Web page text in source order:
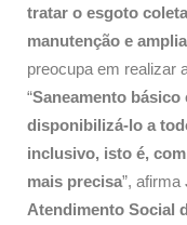
tratar o esgoto
manutenção e
preocupa em realizar
“Saneamento
disponibilizá-lo a
inclusivo, isto é,
mais precisa”, afirma
Atendimento Social